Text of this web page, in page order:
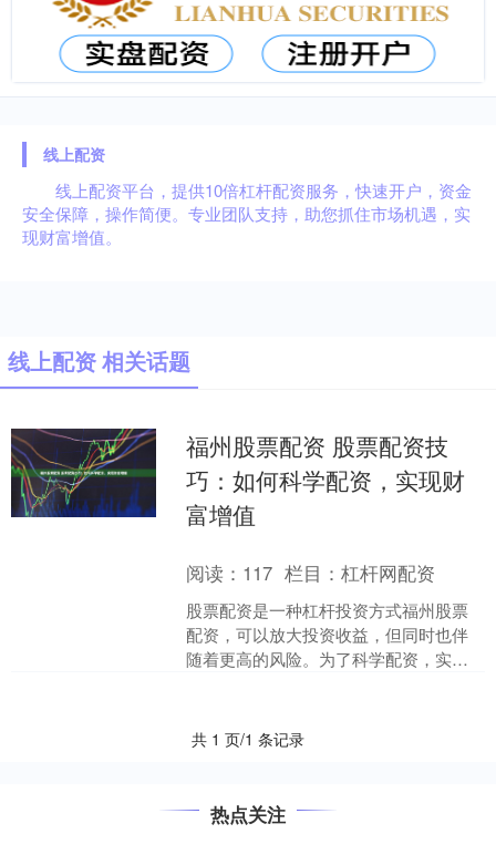
线上配资
线上配资平台，提供10倍杠杆配资服务，快速开户，资金
安全保障，操作简便。专业团队支持，助您抓住市场机遇，实
现财富增值。
线上配资 相关话题
福州股票配资 股票配资技
巧：如何科学配资，实现财
富增值
阅读： 117 栏目：杠杆网配资
股票配资是一种杠杆投资方式福州股票
配资，可以放大投资收益，但同时也伴
随着更高的风险。为了科学配资，实现
共 1 页/1 条记录
热点关注